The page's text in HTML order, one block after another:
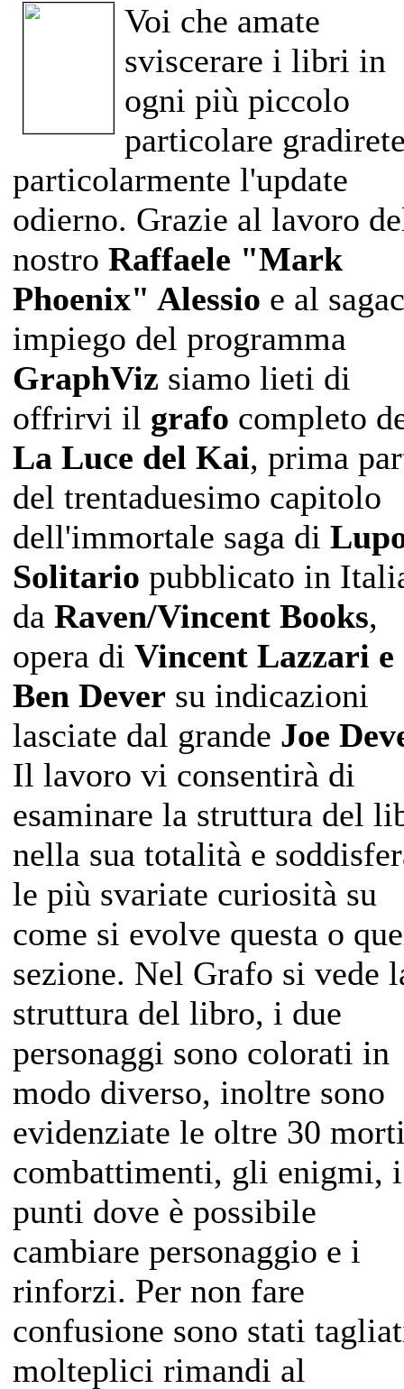
Voi che amate
sviscerare i libri in
ogni più piccolo
particolare
particolarmente l'update
odierno. Grazie al lavoro
nostro Raffaele "Mark
Phoenix" Alessio e al
impiego del programma
GraphViz siamo lieti di
offrirvi il grafo completo
La Luce del Kai, prima
del trentaduesimo capitolo
dell'immortale saga di
Solitario pubblicato in
da Raven/Vincent Books,
opera di Vincent Lazzari e
Ben Dever su indicazioni
lasciate dal grande Joe
Il lavoro vi consentirà di
esaminare la struttura del
nella sua totalità e
le più svariate curiosità su
come si evolve questa o
sezione. Nel Grafo si vede
struttura del libro, i due
personaggi sono colorati in
modo diverso, inoltre sono
evidenziate le oltre 30
combattimenti, gli enigmi, i
punti dove è possibile
cambiare personaggio e i
rinforzi. Per non fare
confusione sono stati
molteplici rimandi al